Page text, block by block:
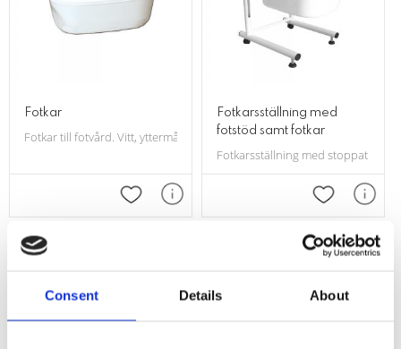
Consent Details About
Fotkar
Fotkar till fotvård. Vitt, yttermått: 42 x 36 x 15 cm
Lägg till i favoriter
Fotkarsställning med
fotstöd samt fotkar
Fotkarsställning med stoppat
Lägg till i